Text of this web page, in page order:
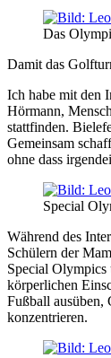
Das
Damit das
Ich habe mit den
Hörmann,
stattfinden.
Gemeinsam
ohne dass
Special
Während des
Schülern der
Special Olympics
körperlichen
Fußball ausüben,
konzentrieren.